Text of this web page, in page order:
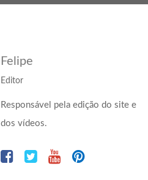
Felipe
Editor
Responsável pela edição do site e
dos vídeos.